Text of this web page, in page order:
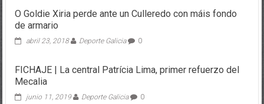
O Goldie Xiria perde ante un Culleredo con máis fondo
de armario
abril 23, 2018 Deporte Galicia 0
FICHAJE | La central Patrícia Lima, primer refuerzo del
Mecalia
junio 11, 2019 Deporte Galicia 0